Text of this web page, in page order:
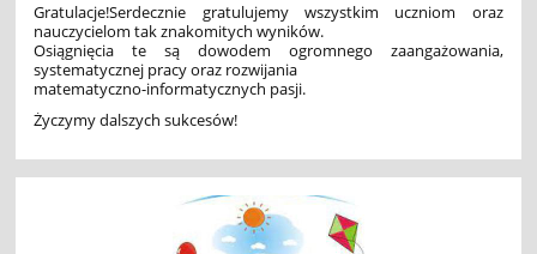
Gratulacje!Serdecznie gratulujemy wszystkim uczniom oraz
nauczycielom tak znakomitych wyników.
Osiągnięcia te są dowodem ogromnego zaangażowania,
systematycznej pracy oraz rozwijania
matematyczno-informatycznych pasji.
Życzymy dalszych sukcesów!